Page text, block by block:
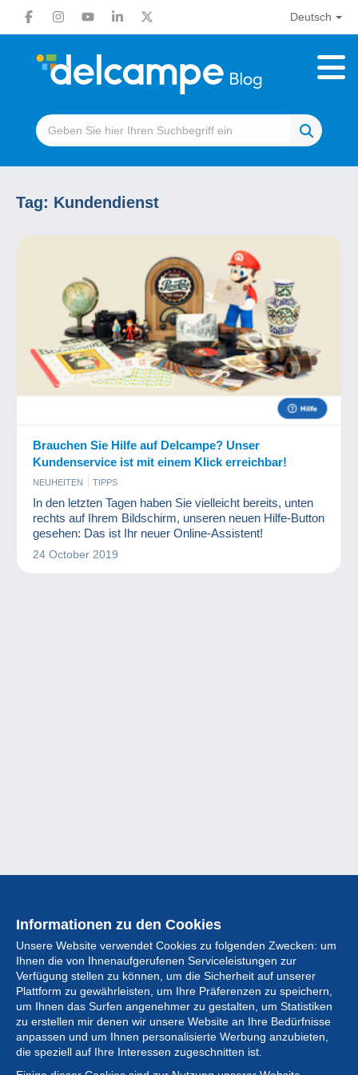
Deutsch
Tag: Kundendienst
Brauchen Sie Hilfe auf Delcampe? Unser
Kundenservice ist mit einem Klick erreichbar!
NEUHEITEN TIPPS
In den letzten Tagen haben Sie vielleicht bereits, unten
rechts auf Ihrem Bildschirm, unseren neuen Hilfe-Button
gesehen: Das ist Ihr neuer Online-Assistent!
24 October 2019
Informationen zu den Cookies
Unsere Website verwendet Cookies zu folgenden Zwecken: um
Ihnen die von Ihnenaufgerufenen Serviceleistungen zur
Verfügung stellen zu können, um die Sicherheit auf unserer
Plattform zu gewährleisten, um Ihre Präferenzen zu speichern,
um Ihnen das Surfen angenehmer zu gestalten, um Statistiken
zu erstellen mir denen wir unsere Website an Ihre Bedürfnisse
anpassen und um Ihnen personalisierte Werbung anzubieten,
die speziell auf Ihre Interessen zugeschnitten ist.
Sammlung